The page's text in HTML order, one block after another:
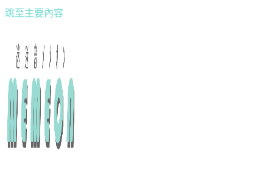
跳至主要內容